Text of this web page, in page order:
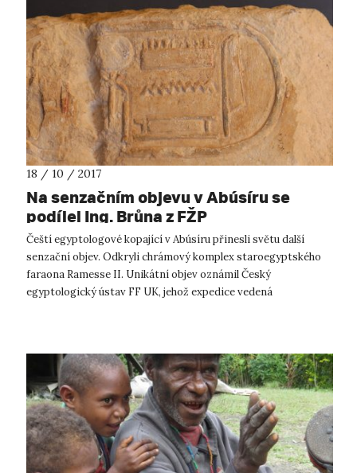
18 / 10 / 2017
Na senzačním objevu v Abúsíru se
podílel Ing. Brůna z FŽP
Čeští egyptologové kopající v Abúsíru přinesli světu další
senzační objev. Odkryli chrámový komplex staroegyptského
faraona Ramesse II. Unikátní objev oznámil Český
egyptologický ústav FF UK, jehož expedice vedená